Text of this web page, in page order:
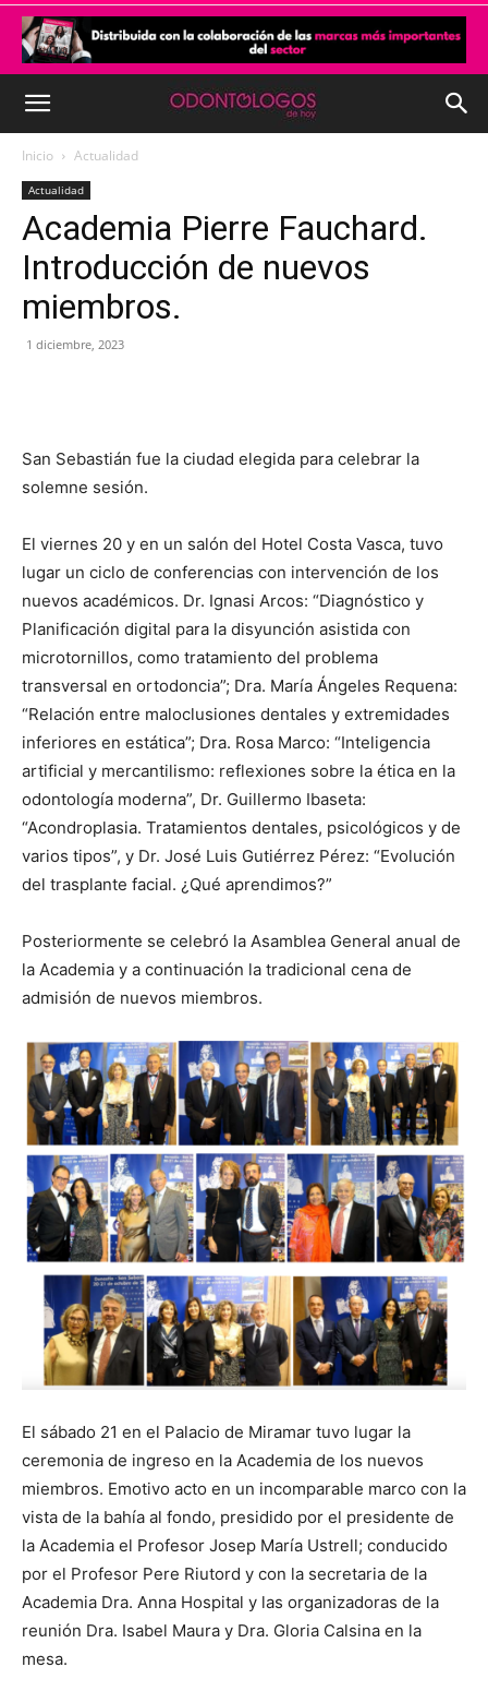
Inicio Actualidad
Actualidad
Academia Pierre Fauchard.
Introducción de nuevos
miembros.
1 diciembre, 2023
San Sebastián fue la ciudad elegida para celebrar la
solemne sesión.
El viernes 20 y en un salón del Hotel Costa Vasca, tuvo
lugar un ciclo de conferencias con intervención de los
nuevos académicos. Dr. Ignasi Arcos: “Diagnóstico y
Planificación digital para la disyunción asistida con
microtornillos, como tratamiento del problema
transversal en ortodoncia”; Dra. María Ángeles Requena:
“Relación entre maloclusiones dentales y extremidades
inferiores en estática”; Dra. Rosa Marco: “Inteligencia
artificial y mercantilismo: reflexiones sobre la ética en la
odontología moderna”, Dr. Guillermo Ibaseta:
“Acondroplasia. Tratamientos dentales, psicológicos y de
varios tipos”, y Dr. José Luis Gutiérrez Pérez: “Evolución
del trasplante facial. ¿Qué aprendimos?”
Posteriormente se celebró la Asamblea General anual de
la Academia y a continuación la tradicional cena de
admisión de nuevos miembros.
El sábado 21 en el Palacio de Miramar tuvo lugar la
ceremonia de ingreso en la Academia de los nuevos
miembros. Emotivo acto en un incomparable marco con la
vista de la bahía al fondo, presidido por el presidente de
la Academia el Profesor Josep María Ustrell; conducido
por el Profesor Pere Riutord y con la secretaria de la
Academia Dra. Anna Hospital y las organizadoras de la
reunión Dra. Isabel Maura y Dra. Gloria Calsina en la
mesa.